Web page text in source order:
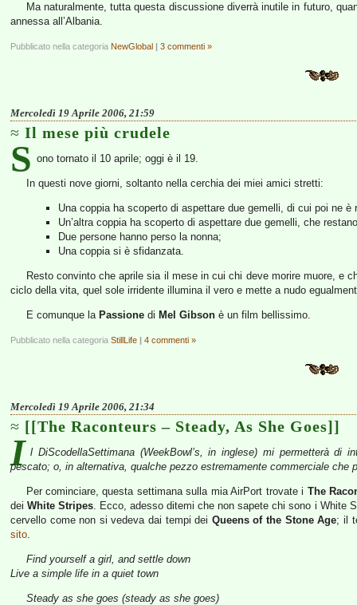
Ma naturalmente, tutta questa discussione diverrà inutile in futuro,
annessa all’Albania.
Pubblicato nella categoria NewGlobal | 3 commenti »
Mercoledì 19 Aprile 2006, 21:59
Il mese più crudele
S ono tornato il 10 aprile; oggi è il 19.
In questi nove giorni, soltanto nella cerchia dei miei amici stretti:
Una coppia ha scoperto di aspettare due gemelli, di cui poi ne è
Un’altra coppia ha scoperto di aspettare due gemelli, che
Due persone hanno perso la nonna;
Una coppia si è sfidanzata.
Resto convinto che aprile sia il mese in cui chi deve morire muore, e
ciclo della vita, quel sole irridente illumina il vero e mette a nudo
E comunque la Passionedi Mel Gibsonè un film bellissimo.
Pubblicato nella categoria StillLife | 4 commenti »
Mercoledì 19 Aprile 2006, 21:34
[[The Raconteurs – Steady, As She Goes]]
I l DiScodellaSettimana (WeekBowl’s, in inglese) mi permetterà di
pescato; o, in alternativa, qualche pezzo estremamente commerciale che
Per cominciare, questa settimana sulla mia AirPort trovate i The
deiWhite Stripes. Ecco, adesso ditemi che non sapete chi sono i White
cervello come non si vedeva dai tempi dei Queens of the Stone Age; il
sito.
Find yourself a girl, and settle down
Live a simple life in a quiet town
Steady as she goes (steady as she goes)